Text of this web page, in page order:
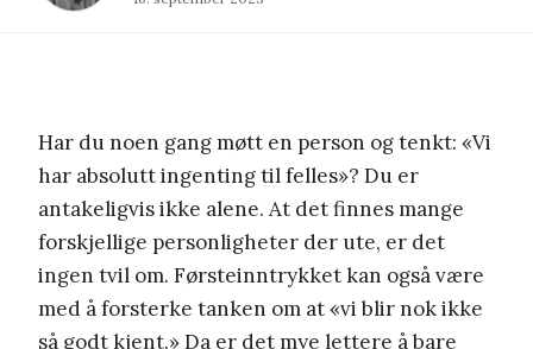
Har du noen gang møtt en person og tenkt: «Vi
har absolutt ingenting til felles»? Du er
antakeligvis ikke alene. At det finnes mange
forskjellige personligheter der ute, er det
ingen tvil om. Førsteinntrykket kan også være
med å forsterke tanken om at «vi blir nok ikke
så godt kjent.» Da er det mye lettere å bare